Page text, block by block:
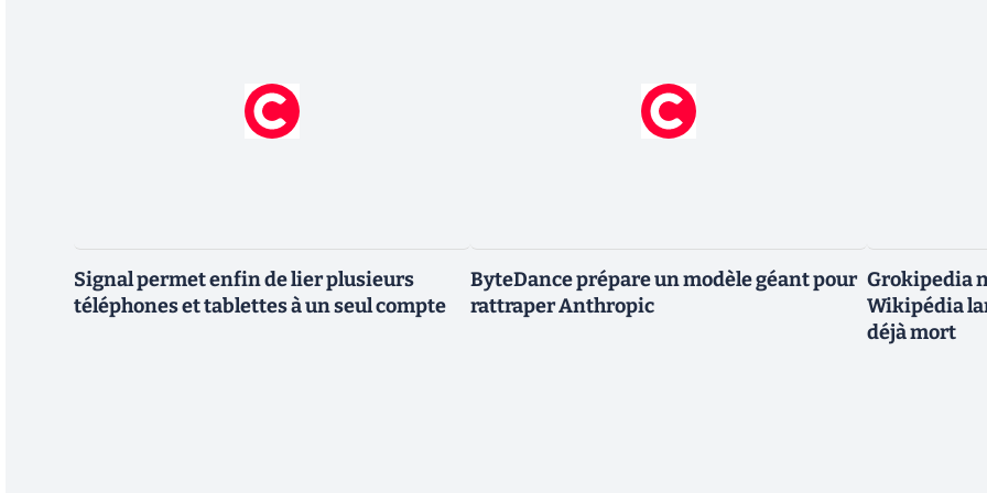
Signal permet enfin de lier plusieurs
téléphones et tablettes à un seul compte
ByteDance prépare un modèle géant pour
rattraper Anthropic
Grokipedia
Wikipédia
déjà mort